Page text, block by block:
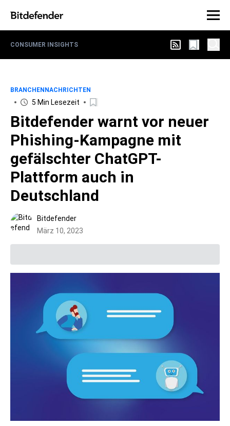
CONSUMER INSIGHTS
BRANCHENNACHRICHTEN
5 Min Lesezeit
Bitdefender warnt vor neuer
Phishing-Kampagne mit
gefälschter ChatGPT-
Plattform auch in
Deutschland
Bitdefender
März 10, 2023